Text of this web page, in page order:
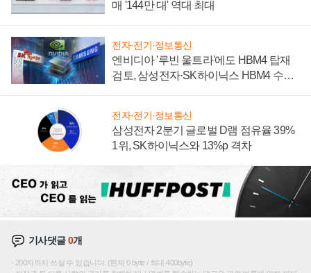
매 '144만 대' 역대 최대
전자·전기·정보통신
엔비디아 '루빈 울트라'에도 HBM4 탑재
검토, 삼성전자·SK하이닉스 HBM4 수율
전자·전기·정보통신
삼성전자 2분기 글로벌 D램 점유율 39%
1위, SK하이닉스와 13%p 격차
기사댓글0개
200자까지 쓰실 수 있습니다. (현재 0 byte / 최대 400byte)